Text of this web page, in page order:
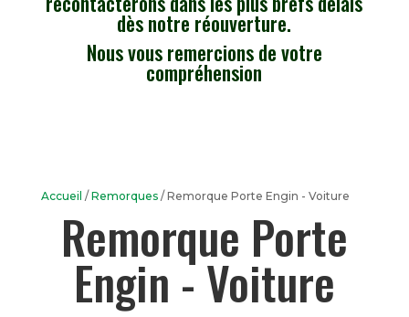
dès notre réouverture.
Nous vous remercions de votre
compréhension
Accueil / Remorques/ Remorque Porte Engin - Voiture
Remorque Porte
Engin - Voiture